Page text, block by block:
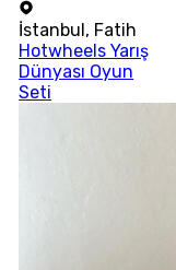
İstanbul, Fatih
Hotwheels Yarış
Dünyası Oyun
Seti